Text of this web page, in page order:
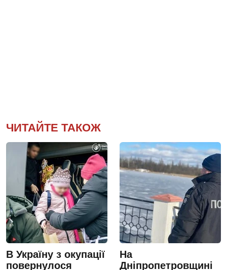
ЧИТАЙТЕ ТАКОЖ
В Україну з окупації
повернулося
На
Дніпропетровщині